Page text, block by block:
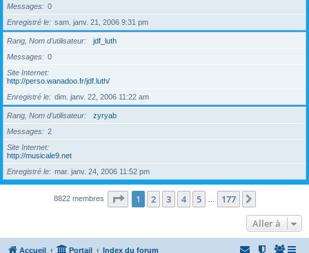
Messages
0
Enregistré le
sam. janv. 21, 2006 9:31 pm
Rang, Nom d’utilisateur
jdf_luth
Messages
0
Site Internet
http://perso.wanadoo.fr/jdf.luth/
Enregistré le
dim. janv. 22, 2006 11:22 am
Rang, Nom d’utilisateur
zyryab
Messages
2
Site Internet
http://musicale9.net
Enregistré le
mar. janv. 24, 2006 11:52 pm
8822 membres Page 1sur177
1 2 3 4 5 177
Aller à
Accueil Portail Index du forum